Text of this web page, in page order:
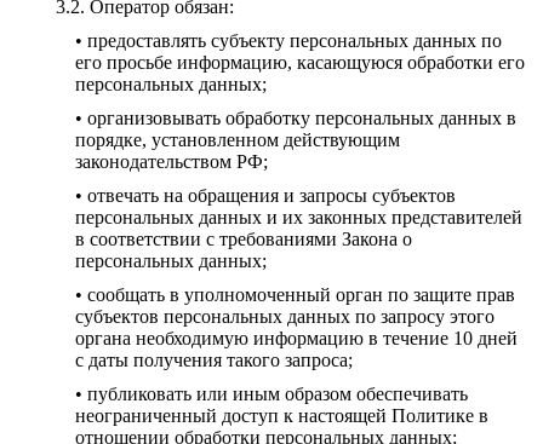
Оператор обязан:
• предоставлять субъекту персональных данных по
его просьбе информацию, касающуюся обработки его
персональных данных;
• организовывать обработку персональных данных в
порядке, установленном действующим
законодательством РФ;
• отвечать на обращения и запросы субъектов
персональных данных и их законных представителей
в соответствии с требованиями Закона о
персональных данных;
• сообщать в уполномоченный орган по защите прав
субъектов персональных данных по запросу этого
органа необходимую информацию в течение 10 дней
с даты получения такого запроса;
• публиковать или иным образом обеспечивать
неограниченный доступ к настоящей Политике в
отношении обработки персональных данных;